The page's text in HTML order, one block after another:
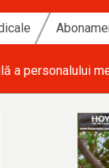
a personalului